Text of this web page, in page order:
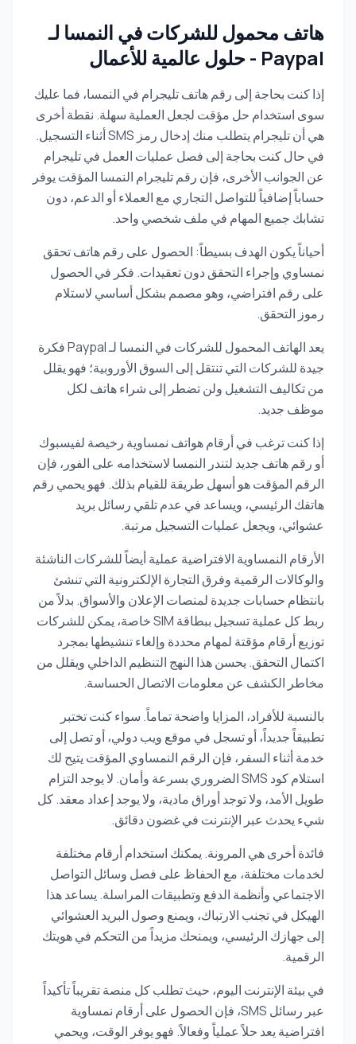
هاتف محمول للشركات في النمسا لـ
Paypal - حلول عالمية للأعمال
إذا كنت بحاجة إلى رقم هاتف تليجرام في النمسا، فما عليك
سوى استخدام حل مؤقت لجعل العملية سهلة. نقطة أخرى
هي أن تليجرام يتطلب منك إدخال رمز SMS أثناء التسجيل.
في حال كنت بحاجة إلى فصل عمليات العمل في تليجرام
عن الجوانب الأخرى، فإن رقم تليجرام النمسا المؤقت يوفر
حساباً إضافياً للتواصل التجاري مع العملاء أو الدعم، دون
تشابك جميع المهام في ملف شخصي واحد.
أحياناً يكون الهدف بسيطاً: الحصول على رقم هاتف تحقق
نمساوي وإجراء التحقق دون تعقيدات. فكر في الحصول
على رقم افتراضي، وهو مصمم بشكل أساسي لاستلام
رموز التحقق.
يعد الهاتف المحمول للشركات في النمسا لـ Paypal فكرة
جيدة للشركات التي تنتقل إلى السوق الأوروبية؛ فهو يقلل
من تكاليف التشغيل ولن تضطر إلى شراء هاتف لكل
موظف جديد.
إذا كنت ترغب في أرقام هواتف نمساوية رخيصة لفيسبوك
أو رقم هاتف جديد لتندر النمسا لاستخدامه على الفور، فإن
الرقم المؤقت هو أسهل طريقة للقيام بذلك. فهو يحمي رقم
هاتفك الرئيسي، ويساعد في عدم تلقي رسائل بريد
عشوائي، ويجعل عمليات التسجيل مرتبة.
الأرقام النمساوية الافتراضية عملية أيضاً للشركات الناشئة
والوكالات الرقمية وفرق التجارة الإلكترونية التي تنشئ
بانتظام حسابات جديدة لمنصات الإعلان والأسواق. بدلاً من
ربط كل عملية تسجيل ببطاقة SIM خاصة، يمكن للشركات
توزيع أرقام مؤقتة لمهام محددة وإلغاء تنشيطها بمجرد
اكتمال التحقق. يحسن هذا النهج التنظيم الداخلي ويقلل من
مخاطر الكشف عن معلومات الاتصال الحساسة.
بالنسبة للأفراد، المزايا واضحة تماماً. سواء كنت تختبر
تطبيقاً جديداً، أو تسجل في موقع ويب دولي، أو تصل إلى
خدمة أثناء السفر، فإن الرقم النمساوي المؤقت يتيح لك
استلام كود SMS الضروري بسرعة وأمان. لا يوجد التزام
طويل الأمد، ولا توجد أوراق مادية، ولا يوجد إعداد معقد. كل
شيء يحدث عبر الإنترنت في غضون دقائق.
فائدة أخرى هي المرونة. يمكنك استخدام أرقام مختلفة
لخدمات مختلفة، مع الحفاظ على فصل وسائل التواصل
الاجتماعي وأنظمة الدفع وتطبيقات المراسلة. يساعد هذا
الهيكل في تجنب الارتباك، ويمنع وصول البريد العشوائي
إلى جهازك الرئيسي، ويمنحك مزيداً من التحكم في هويتك
الرقمية.
في بيئة الإنترنت اليوم، حيث تطلب كل منصة تقريباً تأكيداً
عبر رسائل SMS، فإن الحصول على أرقام نمساوية
افتراضية يعد حلاً عملياً وفعالاً. فهو يوفر الوقت، ويحمي